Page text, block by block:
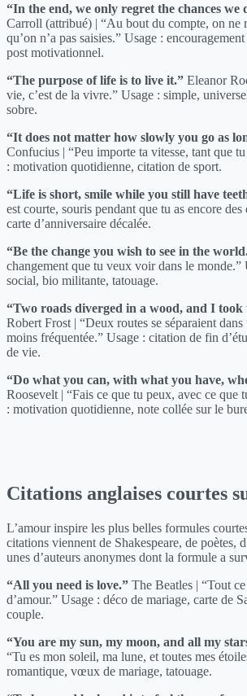
“In the end, we only regret the chances we
Carroll (attribué) | “Au bout du compte, on ne
qu’on n’a pas saisies.” Usage :
post motivationnel.
“The purpose of life is to live it.” Eleanor
vie, c’est de la vivre.” Usage : simple,
sobre.
“It does not matter how slowly you go as
Confucius | “Peu importe ta vitesse, tant que tu
: motivation quotidienne, citation de sport.
“Life is short, smile while you still have
est courte, souris pendant que tu as encore
carte d’anniversaire décalée.
“Be the change you wish to see in the
changement que tu veux voir dans le monde.”
social, bio militante, tatouage.
“Two roads diverged in a wood, and I took
Robert Frost | “Deux routes se séparaient
moins fréquentée.” Usage : citation de fin
de vie.
“Do what you can, with what you have,
Roosevelt | “Fais ce que tu peux, avec ce que
: motivation quotidienne, note collée sur le
Citations anglaises courtes
L’amour inspire les plus belles formules
citations viennent de Shakespeare, de poètes,
unes d’auteurs anonymes dont la formule a
“All you need is love.” The Beatles | “Tout
d’amour.” Usage : déco de mariage, carte de
couple.
“You are my sun, my moon, and all my
“Tu es mon soleil, ma lune, et toutes mes
romantique, vœux de mariage, tatouage.